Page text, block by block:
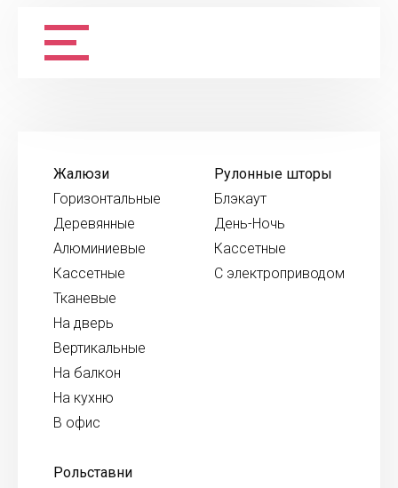
Жалюзи
Горизонтальные
Деревянные
Алюминиевые
Кассетные
Тканевые
На дверь
Вертикальные
На балкон
На кухню
В офис
Рулонные шторы
Блэкаут
День-Ночь
Кассетные
С электроприводом
Рольставни